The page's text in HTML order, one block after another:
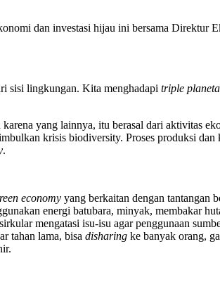
dan investasi hijau ini bersama Direktur
sisi lingkungan. Kita menghadapi triple
yang lainnya, itu berasal dari aktivitas
krisis biodiversity. Proses produksi dan
.
economy yang berkaitan dengan tantangan
energi batubara, minyak, membakar
mengatasi isu-isu agar penggunaan
tahan lama, bisa disharing ke banyak orang,